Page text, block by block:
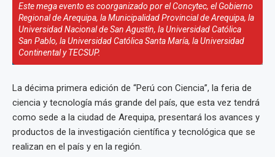
Este mega evento es coorganizado por el Concytec, el Gobierno
Regional de Arequipa, la Municipalidad Provincial de Arequipa, la
Universidad Nacional de San Agustín, la Universidad Católica
San Pablo, la Universidad Católica Santa María, la Universidad
Continental y TECSUP.
La décima primera edición de “Perú con Ciencia”, la feria de
ciencia y tecnología más grande del país, que esta vez tendrá
como sede a la ciudad de Arequipa, presentará los avances y
productos de la investigación científica y tecnológica que se
realizan en el país y en la región.